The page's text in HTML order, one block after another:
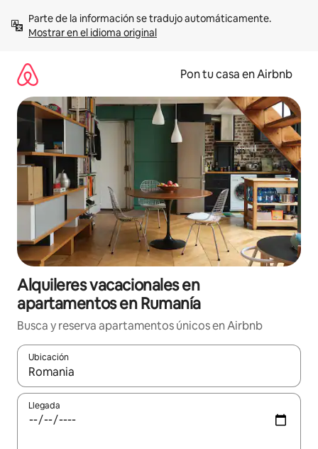
contenidoMostrar en el idioma original
Pon tu casa en Airbnb
Alquileres vacacionales en
apartamentos en Rumanía
Busca y reserva apartamentos únicos en Airbnb
Ubicación
Cuando los resultados estén disponibles, navega con las
Llegada